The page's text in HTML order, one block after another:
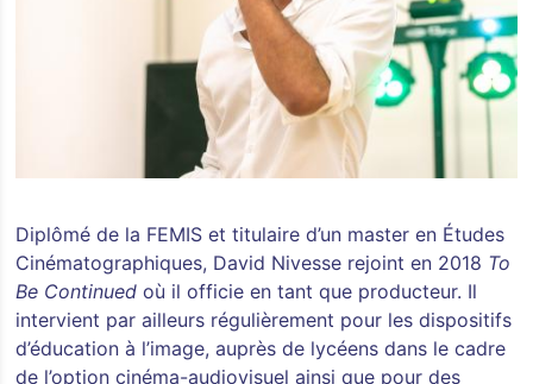
Diplômé de la FEMIS et titulaire d’un master en Études
Cinématographiques, David Nivesse rejoint en 2018 To
Be Continuedoù il officie en tant que producteur. Il
intervient par ailleurs régulièrement pour les dispositifs
d’éducation à l’image, auprès de lycéens dans le cadre
de l’option cinéma-audiovisuel ainsi que pour des